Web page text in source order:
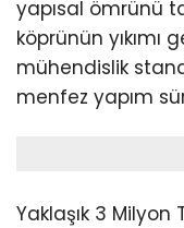
yapısal ömrünü
köprünün yıkımı
mühendislik
menfez yapım
Yaklaşık 3